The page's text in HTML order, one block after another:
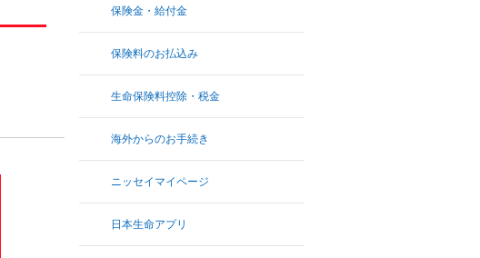
保険金・給付金
保険料のお払込み
生命保険料控除・税金
海外からのお手続き
ニッセイマイページ
日本生命アプリ